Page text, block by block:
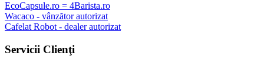
EcoCapsule.ro = 4Barista.ro
Wacaco - vânzător autorizat
Cafelat Robot - dealer autorizat
Servicii Clienţi